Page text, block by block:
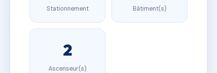
Stationnement Bâtiment(s)
2
Ascenseur(s)